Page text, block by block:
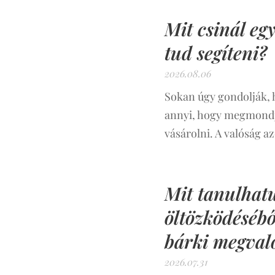
Mit csinál
tud segíteni?
2026.08.06
Sokan úgy gondolják,
annyi, hogy
vásárolni. A valóság
Mit
bárki
2026.07.31